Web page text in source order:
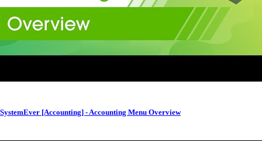
SystemEver [Accounting] - Accounting Menu Overview